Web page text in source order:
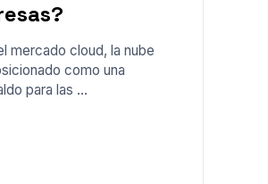
mercado cloud, la nube
como una
para las ...